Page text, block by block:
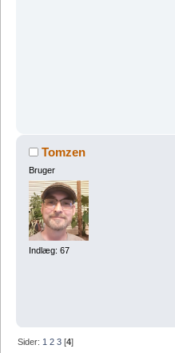
Tomzen
Bruger
Indlæg: 67
Sider: 1 2 3 [4]